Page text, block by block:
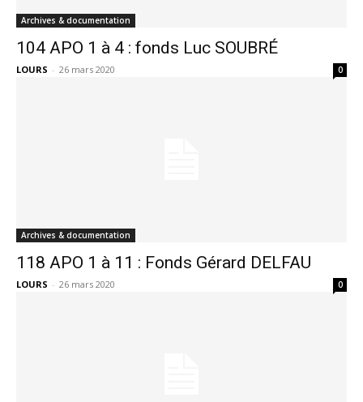
Archives & documentation
104 APO 1 à 4 : fonds Luc SOUBRÉ
LOURS - 26 mars 2020 0
Archives & documentation
118 APO 1 à 11 : Fonds Gérard DELFAU
LOURS - 26 mars 2020 0